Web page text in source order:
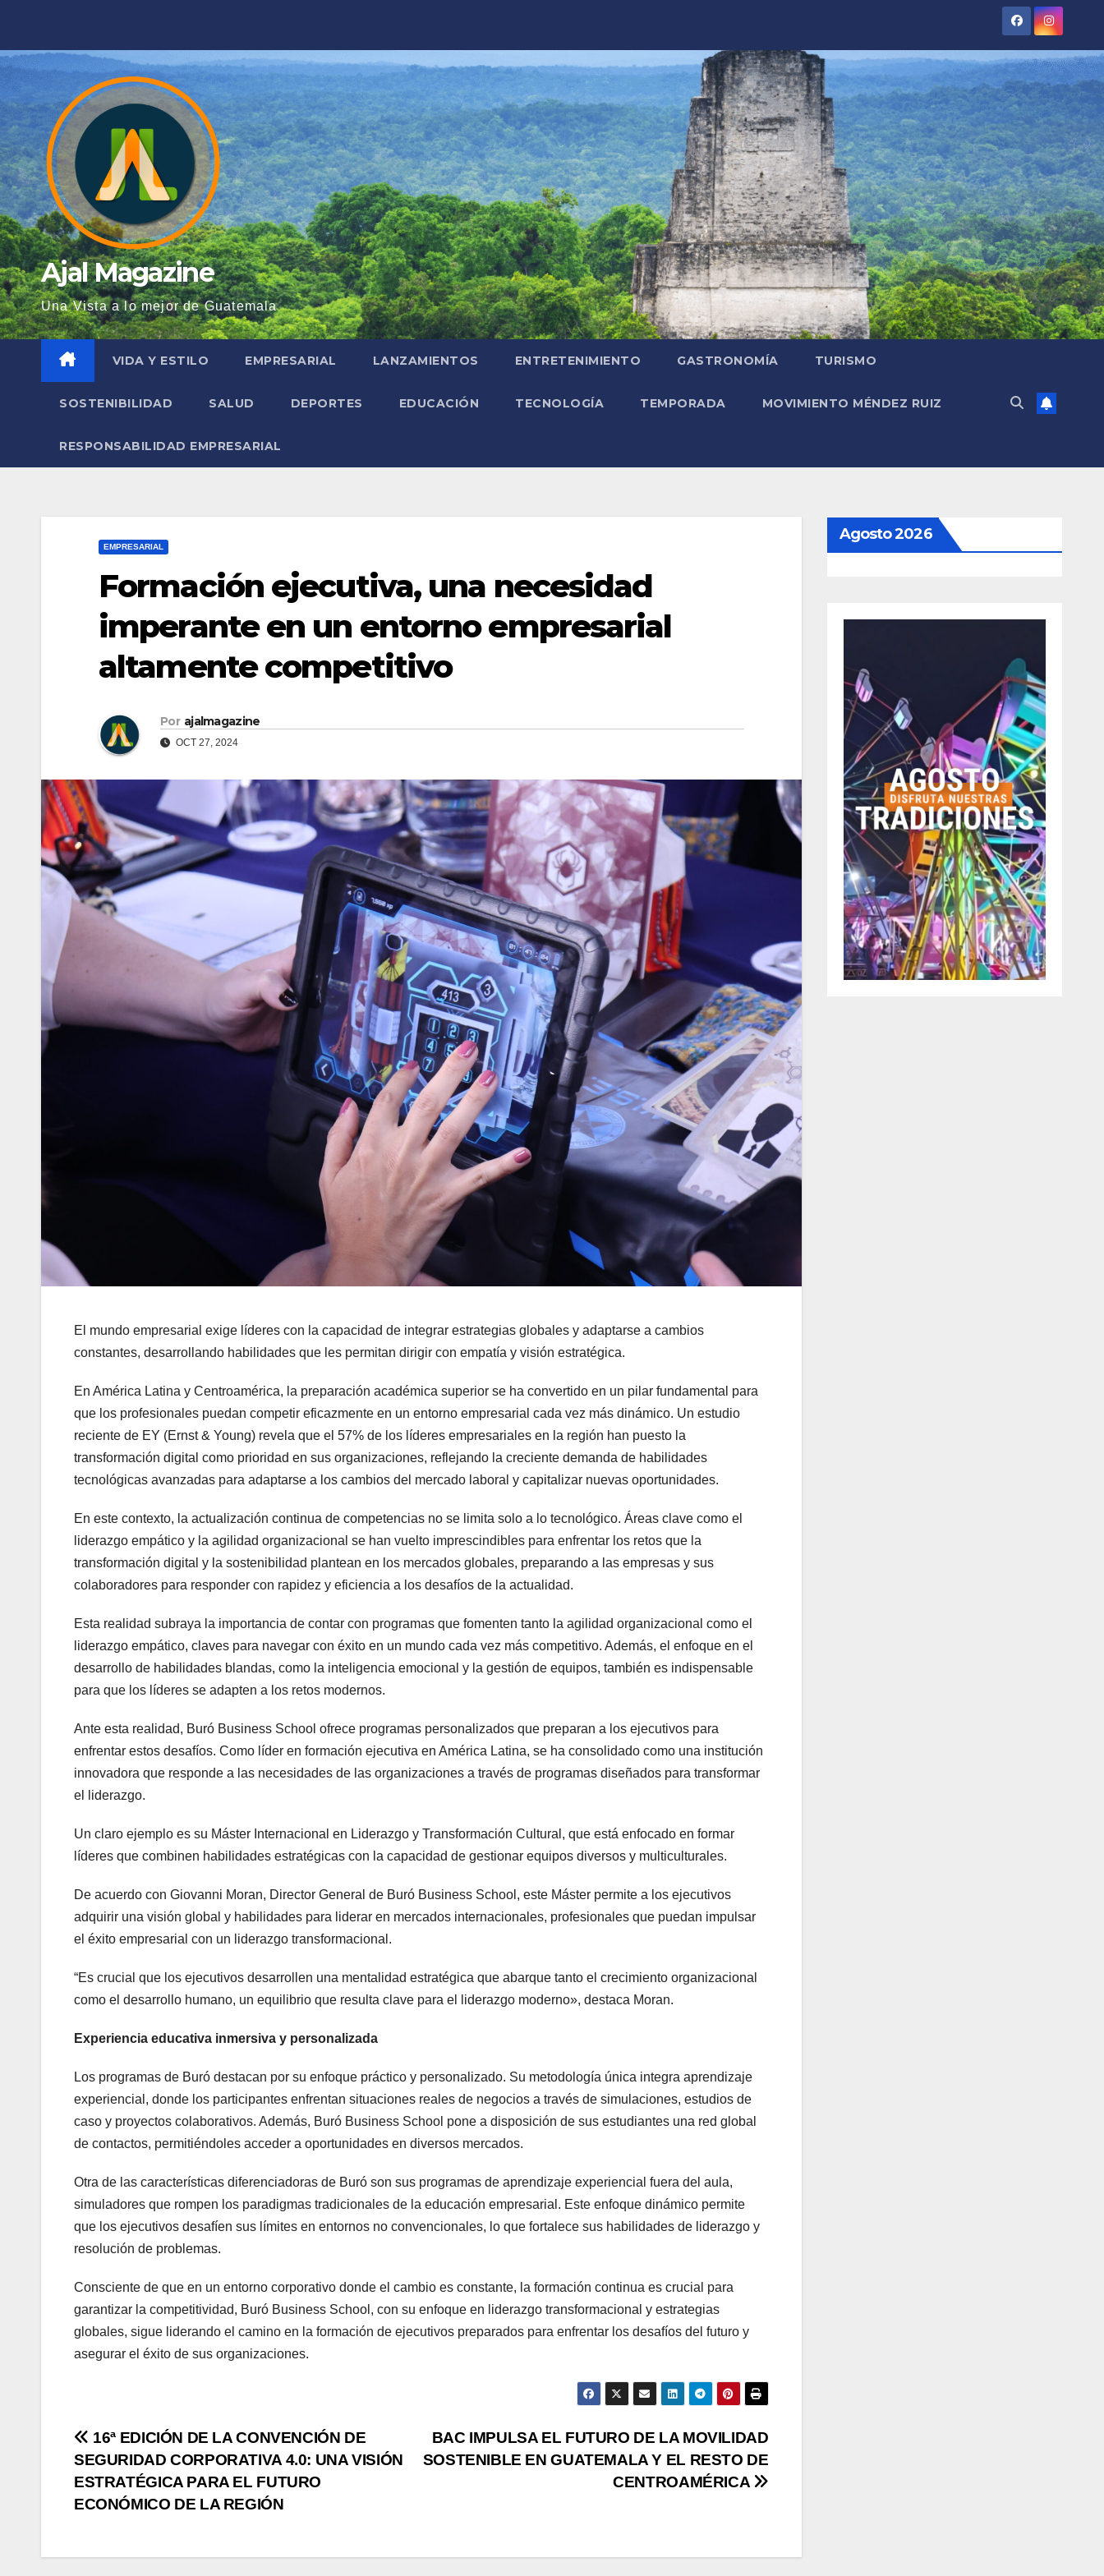
contenido
Ajal Magazine
Una Vista a lo mejor de Guatemala
VIDA Y ESTILO EMPRESARIAL LANZAMIENTOS ENTRETENIMIENTO GASTRONOMÍA TURISMO
SOSTENIBILIDAD SALUD DEPORTES EDUCACIÓN TECNOLOGÍA TEMPORADA MOVIMIENTO MÉNDEZ RUIZ
RESPONSABILIDAD EMPRESARIAL
EMPRESARIAL
Formación ejecutiva, una necesidad
imperante en un entorno empresarial
altamente competitivo
Por ajalmagazine
OCT 27, 2024
El mundo empresarial exige líderes con la capacidad de integrar estrategias globales y adaptarse a cambios
constantes, desarrollando habilidades que les permitan dirigir con empatía y visión estratégica.
En América Latina y Centroamérica, la preparación académica superior se ha convertido en un pilar fundamental para
que los profesionales puedan competir eficazmente en un entorno empresarial cada vez más dinámico. Un estudio
reciente de EY (Ernst & Young) revela que el 57% de los líderes empresariales en la región han puesto la
transformación digital como prioridad en sus organizaciones, reflejando la creciente demanda de habilidades
tecnológicas avanzadas para adaptarse a los cambios del mercado laboral y capitalizar nuevas oportunidades.
En este contexto, la actualización continua de competencias no se limita solo a lo tecnológico. Áreas clave como el
liderazgo empático y la agilidad organizacional se han vuelto imprescindibles para enfrentar los retos que la
transformación digital y la sostenibilidad plantean en los mercados globales, preparando a las empresas y sus
colaboradores para responder con rapidez y eficiencia a los desafíos de la actualidad.
Esta realidad subraya la importancia de contar con programas que fomenten tanto la agilidad organizacional como el
liderazgo empático, claves para navegar con éxito en un mundo cada vez más competitivo. Además, el enfoque en el
desarrollo de habilidades blandas, como la inteligencia emocional y la gestión de equipos, también es indispensable
para que los líderes se adapten a los retos modernos​.
Ante esta realidad, Buró Business School ofrece programas personalizados que preparan a los ejecutivos para
enfrentar estos desafíos. Como líder en formación ejecutiva en América Latina, se ha consolidado como una institución
innovadora que responde a las necesidades de las organizaciones a través de programas diseñados para transformar
el liderazgo.
Un claro ejemplo es su Máster Internacional en Liderazgo y Transformación Cultural, que está enfocado en formar
líderes que combinen habilidades estratégicas con la capacidad de gestionar equipos diversos y multiculturales.
De acuerdo con Giovanni Moran, Director General de Buró Business School, este Máster permite a los ejecutivos
adquirir una visión global y habilidades para liderar en mercados internacionales, profesionales que puedan impulsar
el éxito empresarial con un liderazgo transformacional.
“Es crucial que los ejecutivos desarrollen una mentalidad estratégica que abarque tanto el crecimiento organizacional
como el desarrollo humano, un equilibrio que resulta clave para el liderazgo moderno», destaca Moran.
Experiencia educativa inmersiva y personalizada
Los programas de Buró destacan por su enfoque práctico y personalizado. Su metodología única integra aprendizaje
experiencial, donde los participantes enfrentan situaciones reales de negocios a través de simulaciones, estudios de
caso y proyectos colaborativos. Además, Buró Business School pone a disposición de sus estudiantes una red global
de contactos, permitiéndoles acceder a oportunidades en diversos mercados.
Otra de las características diferenciadoras de Buró son sus programas de aprendizaje experiencial fuera del aula,
simuladores que rompen los paradigmas tradicionales de la educación empresarial. Este enfoque dinámico permite
que los ejecutivos desafíen sus límites en entornos no convencionales, lo que fortalece sus habilidades de liderazgo y
resolución de problemas.
Consciente de que en un entorno corporativo donde el cambio es constante, la formación continua es crucial para
garantizar la competitividad, Buró Business School, con su enfoque en liderazgo transformacional y estrategias
globales, sigue liderando el camino en la formación de ejecutivos preparados para enfrentar los desafíos del futuro y
asegurar el éxito de sus organizaciones.
Navegación
de
entradas
BAC IMPULSA EL FUTURO DE LA MOVILIDAD
SOSTENIBLE EN GUATEMALA Y EL RESTO DE
CENTROAMÉRICA
16ª EDICIÓN DE LA CONVENCIÓN DE
SEGURIDAD CORPORATIVA 4.0: UNA VISIÓN
ESTRATÉGICA PARA EL FUTURO
ECONÓMICO DE LA REGIÓN
Agosto 2026